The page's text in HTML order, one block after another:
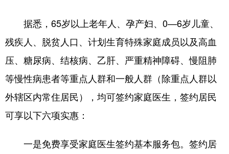
据悉，65岁以上老年人、孕产妇、0—6岁儿童、
残疾人、脱贫人口、计划生育特殊家庭成员以及高血
压、糖尿病、结核病、乙肝、严重精神障碍、慢阻肺
等慢性病患者等重点人群和一般人群（除重点人群以
外辖区内常住居民），均可签约家庭医生，签约居民
可享以下六项实惠：
一是免费享受家庭医生签约基本服务包。签约居